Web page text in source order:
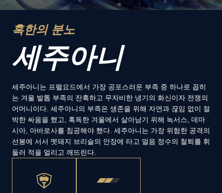
혹한의 분노
세주아니
세주아니는 프렐요드에서 가장 공포스러운 부족 중 하나로 꼽히
는 겨울 발톱 부족의 잔혹하고 무자비한 냉기의 화신이자 전쟁의
어머니이다. 세주아니의 부족은 생존을 위해 자연과 끊임 없이 절
박한 싸움을 했고, 혹독한 겨울에서 살아남기 위해 녹서스, 데마
시아, 아바로사를 침공해야 했다. 세주아니는 가장 위험한 공격의
선봉에 서서 멧돼지 브리슬의 안장에 타고 얼음 정수의 철퇴를 휘
둘러 적을 얼리고 깨뜨린다.